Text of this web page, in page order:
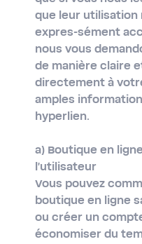
que leur utilisation
expres-sément
nous vous
de manière claire
directement à
amples
hyperlien.
a) Boutique en
l'utilisateur
Vous pouvez
boutique en ligne
ou créer un
économiser du